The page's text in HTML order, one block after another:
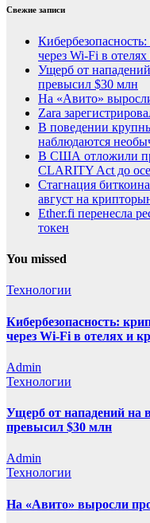
Свежие записи
через Wi-Fi в
Ущерб от
превысил $30 млн
На «Авито»
Zara
В поведении
наблюдаются
В США отложили
CLARITY Act до
Стагнация
август на
Ether.fi перенесла
токен
You missed
Технологии
Кибербезопасность:
через Wi-Fi в отелях и
Admin
Технологии
Ущерб от нападений на
превысил $30 млн
Admin
Технологии
На «Авито» выросли